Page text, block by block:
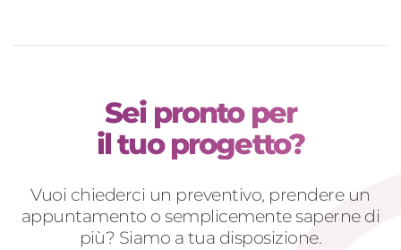
Sei pronto per
il tuo progetto?
Vuoi chiederci un preventivo, prendere un
appuntamento o semplicemente saperne di
più? Siamo a tua disposizione.